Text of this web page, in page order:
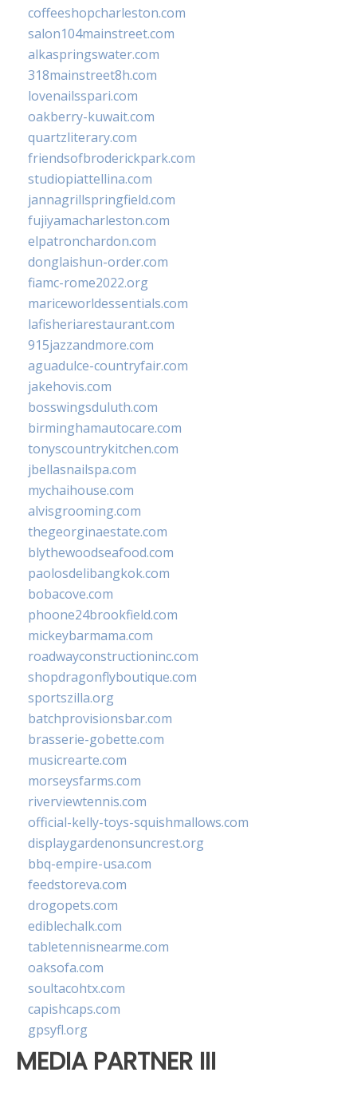
coffeeshopcharleston.com
salon104mainstreet.com
alkaspringswater.com
318mainstreet8h.com
lovenailsspari.com
oakberry-kuwait.com
quartzliterary.com
friendsofbroderickpark.com
studiopiattellina.com
jannagrillspringfield.com
fujiyamacharleston.com
elpatronchardon.com
donglaishun-order.com
fiamc-rome2022.org
mariceworldessentials.com
lafisheriarestaurant.com
915jazzandmore.com
aguadulce-countryfair.com
jakehovis.com
bosswingsduluth.com
birminghamautocare.com
tonyscountrykitchen.com
jbellasnailspa.com
mychaihouse.com
alvisgrooming.com
thegeorginaestate.com
blythewoodseafood.com
paolosdelibangkok.com
bobacove.com
phoone24brookfield.com
mickeybarmama.com
roadwayconstructioninc.com
shopdragonflyboutique.com
sportszilla.org
batchprovisionsbar.com
brasserie-gobette.com
musicrearte.com
morseysfarms.com
riverviewtennis.com
official-kelly-toys-squishmallows.com
displaygardenonsuncrest.org
bbq-empire-usa.com
feedstoreva.com
drogopets.com
ediblechalk.com
tabletennisnearme.com
oaksofa.com
soultacohtx.com
capishcaps.com
gpsyfl.org
MEDIA PARTNER III